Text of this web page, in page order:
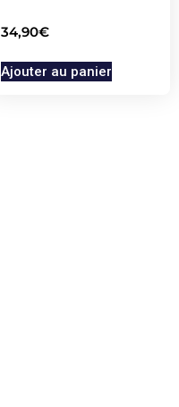
34,90€
Ajouter au panier